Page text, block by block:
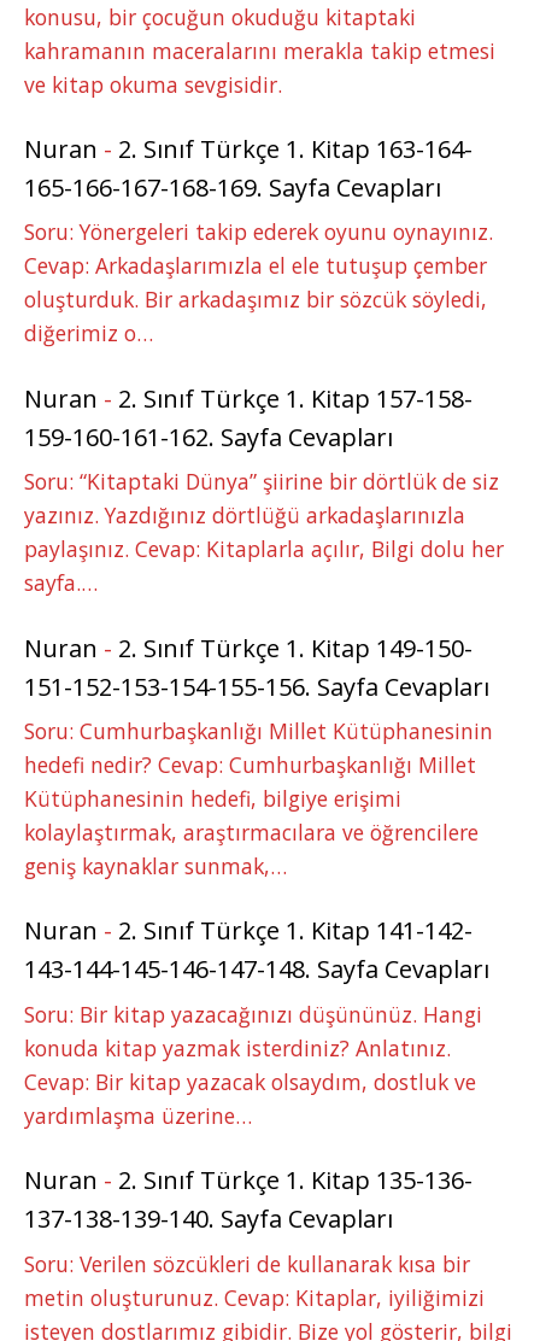
konusu, bir çocuğun okuduğu kitaptaki
kahramanın maceralarını merakla takip etmesi
ve kitap okuma sevgisidir.
Nuran - 2. Sınıf Türkçe 1. Kitap 163-164-
165-166-167-168-169. Sayfa Cevapları
Soru: Yönergeleri takip ederek oyunu oynayınız.
Cevap: Arkadaşlarımızla el ele tutuşup çember
oluşturduk. Bir arkadaşımız bir sözcük söyledi,
diğerimiz o…
Nuran - 2. Sınıf Türkçe 1. Kitap 157-158-
159-160-161-162. Sayfa Cevapları
Soru: “Kitaptaki Dünya” şiirine bir dörtlük de siz
yazınız. Yazdığınız dörtlüğü arkadaşlarınızla
paylaşınız. Cevap: Kitaplarla açılır, Bilgi dolu her
sayfa.…
Nuran - 2. Sınıf Türkçe 1. Kitap 149-150-
151-152-153-154-155-156. Sayfa Cevapları
Soru: Cumhurbaşkanlığı Millet Kütüphanesinin
hedefi nedir? Cevap: Cumhurbaşkanlığı Millet
Kütüphanesinin hedefi, bilgiye erişimi
kolaylaştırmak, araştırmacılara ve öğrencilere
geniş kaynaklar sunmak,…
Nuran - 2. Sınıf Türkçe 1. Kitap 141-142-
143-144-145-146-147-148. Sayfa Cevapları
Soru: Bir kitap yazacağınızı düşününüz. Hangi
konuda kitap yazmak isterdiniz? Anlatınız.
Cevap: Bir kitap yazacak olsaydım, dostluk ve
yardımlaşma üzerine…
Nuran - 2. Sınıf Türkçe 1. Kitap 135-136-
137-138-139-140. Sayfa Cevapları
Soru: Verilen sözcükleri de kullanarak kısa bir
metin oluşturunuz. Cevap: Kitaplar, iyiliğimizi
isteyen dostlarımız gibidir. Bize yol gösterir, bilgi